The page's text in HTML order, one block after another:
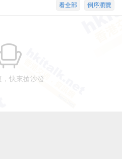
倒序瀏覽
看全部
，快來搶沙發